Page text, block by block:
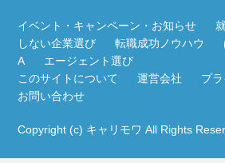
イベント・キャンペーン・お知らせ
しない企業選び
転職成功ノウハウ
A
エージェント選び
このサイトについて
運営会社
プ
お問い合わせ
Copyright (c) キャリモワ All Rights